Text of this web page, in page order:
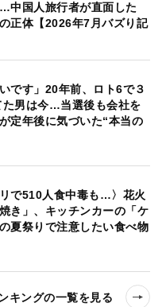
中国人旅行者が直面した
正体【2026年7月バズり記
です」20年前、ロト6で３
男は今…当選後も会社を
定年後に気づいた“本当の
リで510人食中毒も…〉花火
き」、キッチンカーの「ケ
夏祭りで注意したい食べ物
キングの一覧を見る